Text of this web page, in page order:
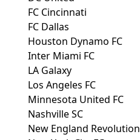
FC Cincinnati
FC Dallas
Houston Dynamo FC
Inter Miami FC
LA Galaxy
Los Angeles FC
Minnesota United FC
Nashville SC
New England Revolution